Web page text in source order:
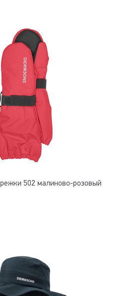
502 малиново-розовый